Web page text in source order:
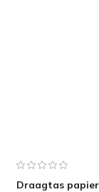
Draagtas